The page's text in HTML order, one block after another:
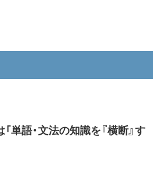
単語・文法の知識を『横断』す